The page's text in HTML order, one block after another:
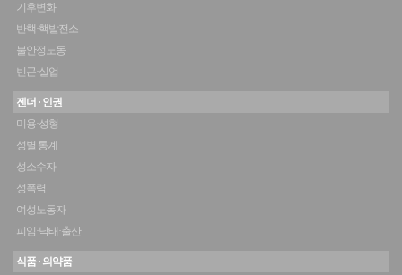
기후변화
반핵·핵발전소
불안정노동
빈곤·실업
젠더 · 인권
미용·성형
성별 통계
성소수자
성폭력
여성노동자
피임·낙태·출산
식품 · 의약품